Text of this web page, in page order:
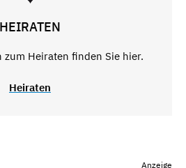
HEIRATEN
Heiraten finden Sie hier.
Heiraten
Anzeige